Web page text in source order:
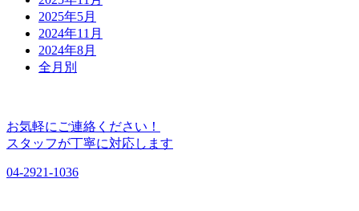
2025年5月
2024年11月
2024年8月
全月別